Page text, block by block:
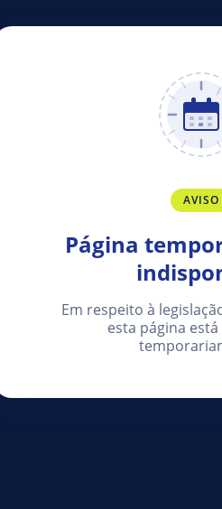
AVISO
Página
Em respeito à
esta página